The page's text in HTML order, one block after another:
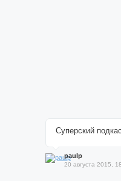
Суперский
paulp
20 августа 2015,